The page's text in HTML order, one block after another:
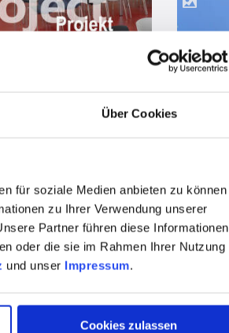
Über Cookies
für soziale Medien anbieten zu können
zu Ihrer Verwendung unserer
Partner führen diese Informationen
oder die sie im Rahmen Ihrer Nutzung
und unser Impressum.
Cookies zulassen